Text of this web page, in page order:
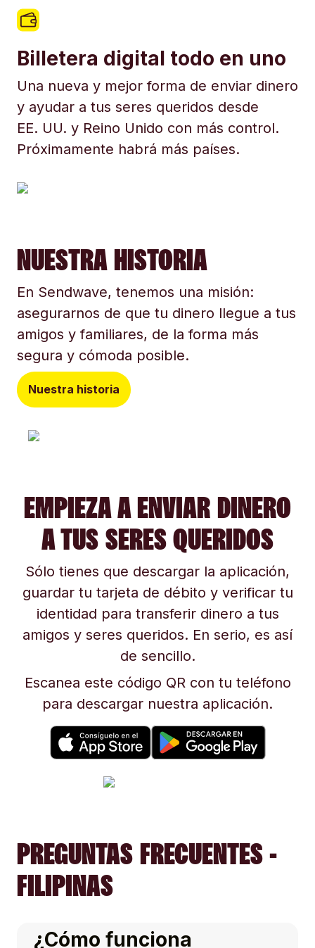
Billetera digital todo en uno
Una nueva y mejor forma de enviar dinero
y ayudar a tus seres queridos desde
EE. UU. y Reino Unido con más control.
Próximamente habrá más países.
NUESTRA HISTORIA
En Sendwave, tenemos una misión:
asegurarnos de que tu dinero llegue a tus
amigos y familiares, de la forma más
segura y cómoda posible.
Nuestra historia
EMPIEZA A ENVIAR DINERO
A TUS SERES QUERIDOS
Sólo tienes que descargar la aplicación,
guardar tu tarjeta de débito y verificar tu
identidad para transferir dinero a tus
amigos y seres queridos. En serio, es así
de sencillo.
Escanea este código QR con tu teléfono
para descargar nuestra aplicación.
PREGUNTAS FRECUENTES -
FILIPINAS
¿Cómo funciona